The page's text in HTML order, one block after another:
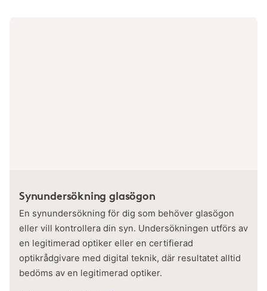
Synundersökning glasögon
En synundersökning för dig som behöver glasögon
eller vill kontrollera din syn. Undersökningen utförs av
en legitimerad optiker eller en certifierad
optikrådgivare med digital teknik, där resultatet alltid
bedöms av en legitimerad optiker.